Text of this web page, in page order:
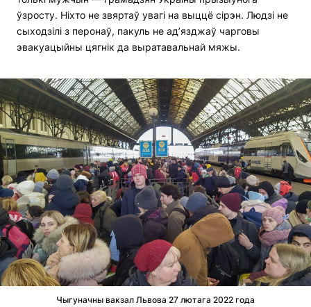
ўзросту. Ніхто не звяртаў увагі на выццё сірэн. Людзі не
сыходзілі з перонаў, пакуль не ад’язджаў чарговы
эвакуацыйны цягнік да выратавальнай мяжы.
Чыгуначны вакзал Львова 27 лютага 2022 года